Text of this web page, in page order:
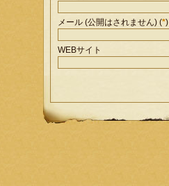
メール (公開はされません) (*)
WEBサイト